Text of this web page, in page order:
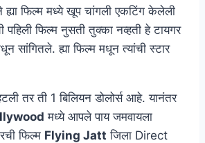
ह्या फिल्म मध्ये खूप चांगली एकटिंग केलेली
फिल्म नुसती तुक्का नव्हती हे टायगर
सांगितले. ह्या फिल्म मधून त्यांची स्टार
तर ती 1 बिलियन डोलोर्स आहे. यानंतर
मध्ये आपले पाय जमवायला
फिल्म Flying Jatt जिला Direct